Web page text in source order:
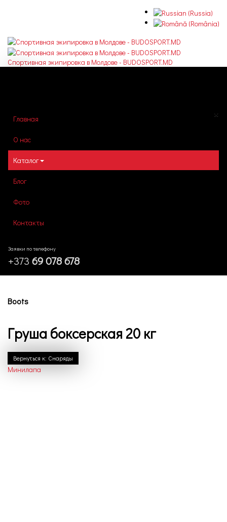
Спортивная экипировка в Молдове - BUDOSPORT.MD
×
Главная
О нас
Каталог
Блог
Фото
Контакты
Заявки по телефону
+373 69 078 678
Boots
Груша боксерская 20 кг
Вернуться к: Снаряды
Минилапа